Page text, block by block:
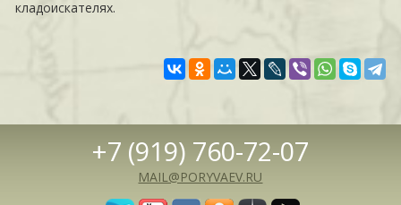
кладоискателях.
+7 (919) 760-72-07
MAIL@PORYVAEV.RU